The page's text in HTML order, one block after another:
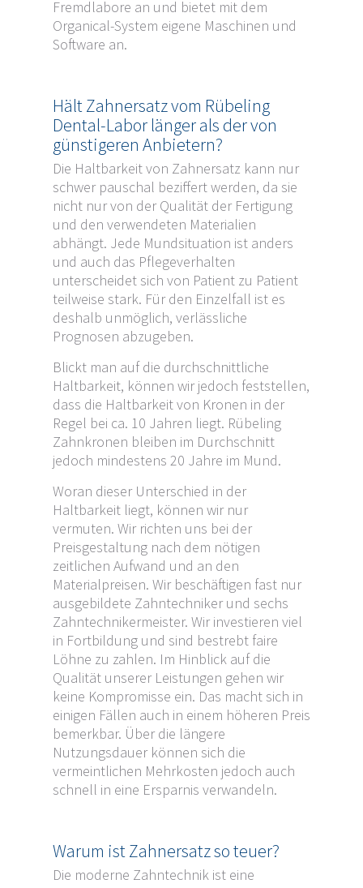
Fremdlabore an und bietet mit dem
Organical-System eigene Maschinen und
Software an.
Hält Zahnersatz vom Rübeling
Dental-Labor länger als der von
günstigeren Anbietern?
Die Haltbarkeit von Zahnersatz kann nur
schwer pauschal beziffert werden, da sie
nicht nur von der Qualität der Fertigung
und den verwendeten Materialien
abhängt. Jede Mundsituation ist anders
und auch das Pflegeverhalten
unterscheidet sich von Patient zu Patient
teilweise stark. Für den Einzelfall ist es
deshalb unmöglich, verlässliche
Prognosen abzugeben.
Blickt man auf die durchschnittliche
Haltbarkeit, können wir jedoch feststellen,
dass die Haltbarkeit von Kronen in der
Regel bei ca. 10 Jahren liegt. Rübeling
Zahnkronen bleiben im Durchschnitt
jedoch mindestens 20 Jahre im Mund.
Woran dieser Unterschied in der
Haltbarkeit liegt, können wir nur
vermuten. Wir richten uns bei der
Preisgestaltung nach dem nötigen
zeitlichen Aufwand und an den
Materialpreisen. Wir beschäftigen fast nur
ausgebildete Zahntechniker und sechs
Zahntechnikermeister. Wir investieren viel
in Fortbildung und sind bestrebt faire
Löhne zu zahlen. Im Hinblick auf die
Qualität unserer Leistungen gehen wir
keine Kompromisse ein. Das macht sich in
einigen Fällen auch in einem höheren Preis
bemerkbar. Über die längere
Nutzungsdauer können sich die
vermeintlichen Mehrkosten jedoch auch
schnell in eine Ersparnis verwandeln.
Warum ist Zahnersatz so teuer?
Die moderne Zahntechnik ist eine